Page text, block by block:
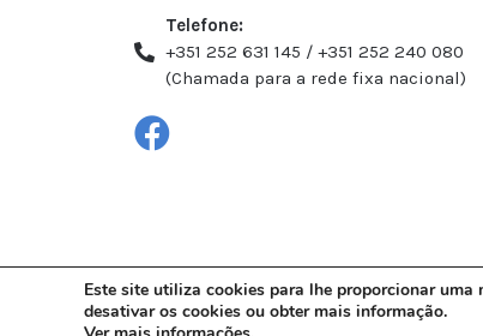
Telefone:
+351 252 631 145 / +351 252 240 080
(Chamada para a rede fixa nacional)
Este site utiliza cookies para lhe proporcionar
desativar os cookies ou obter mais informação.